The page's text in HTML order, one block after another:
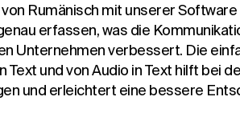
Rumänisch mit unserer Software
erfassen, was die
Unternehmen verbessert. Die
Text und von Audio in Text hilft bei
und erleichtert eine bessere